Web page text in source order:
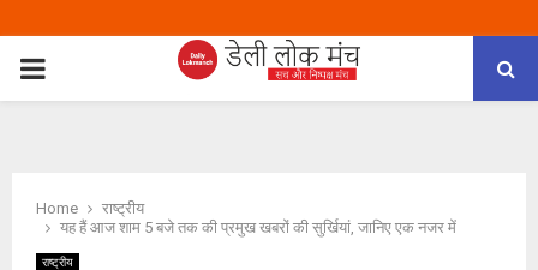
PRIMARY
Home
राष्ट्रीय
यह हैं आज शाम 5 बजे तक की प्रमुख खबरों की सुर्खियां, जानिए एक नजर में
राष्ट्रीय